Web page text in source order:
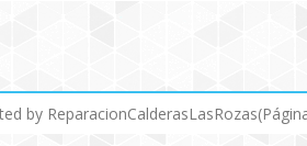
by ReparacionCalderasLasRozas